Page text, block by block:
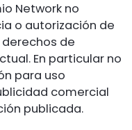
Network no
o autorización de
de
En particular no
para uso
comercial
publicada.